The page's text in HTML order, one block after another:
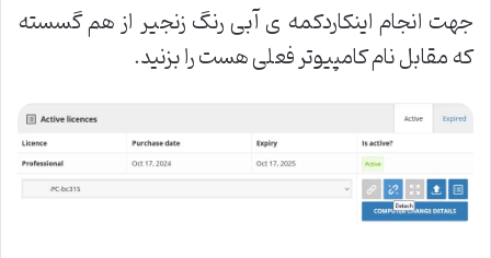
جهت انجام اینکاردکمه ی آبی رنگ زنجیر از هم گسسته
که مقابل نام کامپیوتر فعلی هست را بزنید.